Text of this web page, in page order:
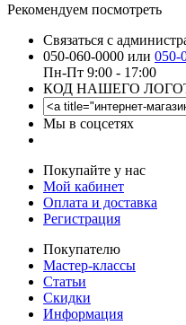
Рекомендуем посмотреть
Связаться с
050-060-0000 или 050-
Пн-Пт 9:00 - 17:00
КОД НАШЕГО
Мы в соцсетях
Покупайте у нас
Мой кабинет
Оплата и доставка
Регистрация
Покупателю
Мастер-классы
Статьи
Скидки
Информация